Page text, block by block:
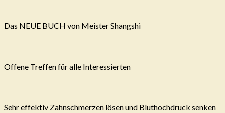
Das NEUE BUCH von Meister Shangshi
Offene Treffen für alle Interessierten
Sehr effektiv Zahnschmerzen lösen und Bluthochdruck senken